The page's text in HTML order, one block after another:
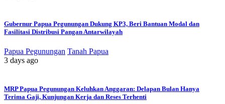
Gubernur Papua Pegunungan Dukung KP3, Beri Bantuan Modal dan
Fasilitasi Distribusi Pangan Antarwilayah
Papua Pegunungan Tanah Papua
3 days ago
MRP Papua Pegunungan Keluhkan Anggaran: Delapan Bulan Hanya
Terima Gaji, Kunjungan Kerja dan Reses Terhenti